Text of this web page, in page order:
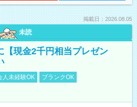
掲載日：2026.08.05
未読
【現金2千円相当プレゼン
人未経験OK
ブランクOK